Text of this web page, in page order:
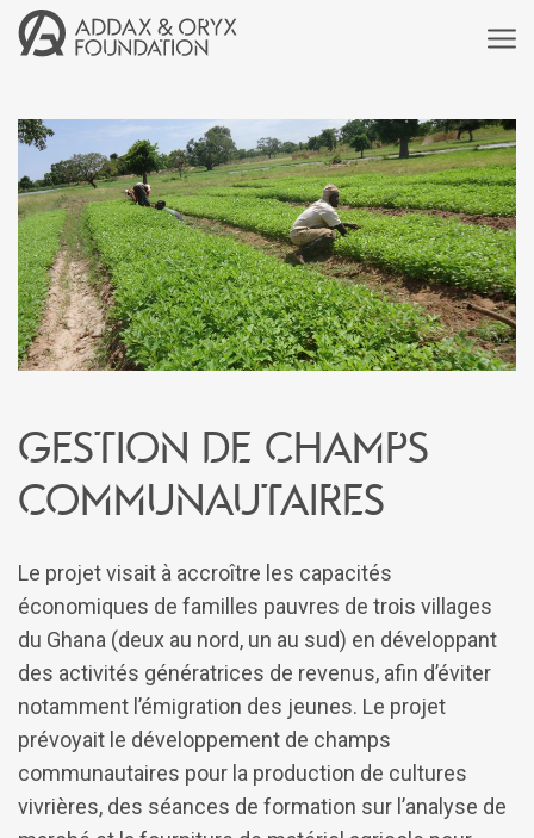
Gestion de champs
communautaires
Le projet visait à accroître les capacités
économiques de familles pauvres de trois villages
du Ghana (deux au nord, un au sud) en développant
des activités génératrices de revenus, afin d’éviter
notamment l’émigration des jeunes. Le projet
prévoyait le développement de champs
communautaires pour la production de cultures
vivrières, des séances de formation sur l’analyse de